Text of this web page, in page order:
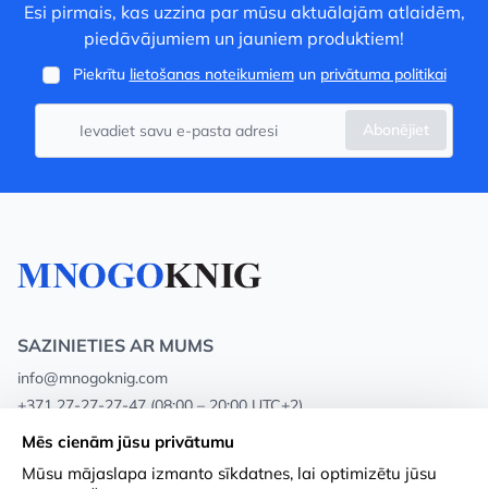
Esi pirmais, kas uzzina par mūsu aktuālajām atlaidēm,
piedāvājumiem un jauniem produktiem!
Piekrītu lietošanas noteikumiemun privātuma politikai
Abonējiet
SAZINIETIES AR MUMS
info@mnogoknig.com
+371 27-27-27-47 (08:00 – 20:00 UTC+2)
Rīga, Augusta Deglava 69d, LV-1082
Mēs cienām jūsu privātumu
Mūsu mājaslapa izmanto sīkdatnes, lai optimizētu jūsu